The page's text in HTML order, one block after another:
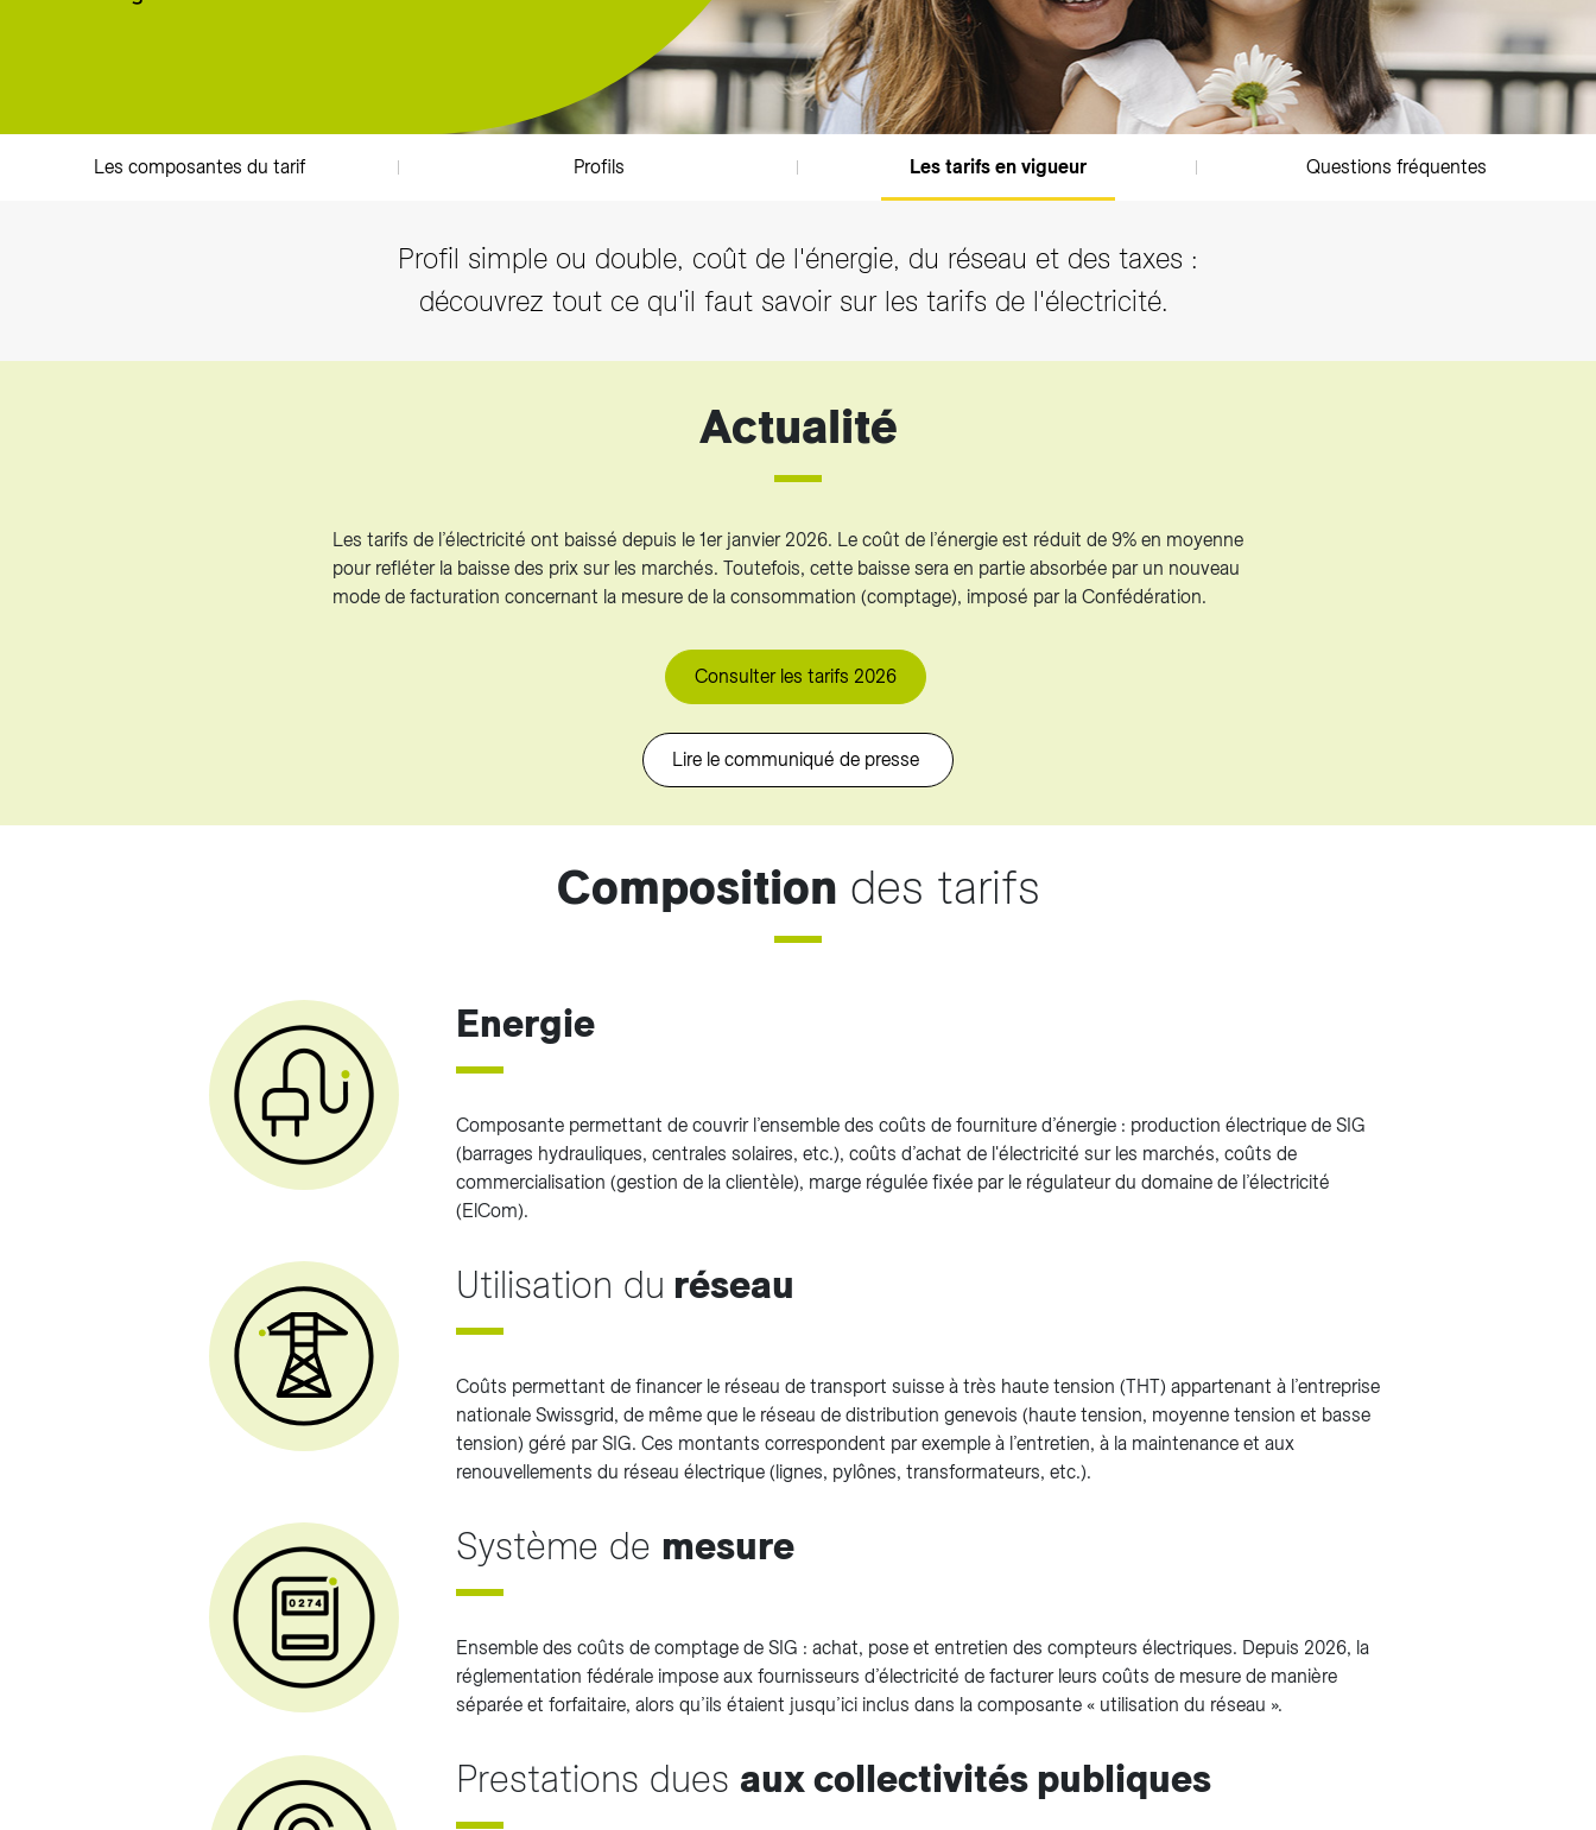
Biogaz et Fonds Gaz Vitale Vert
Tarifs et règlements
Les composantes du tarif Profils Les tarifs en vigueur Questions fréquentes
Profil simple ou double, coût de l'énergie, du réseau et des taxes :
découvrez tout ce qu'il faut savoir sur les tarifs de l'électricité.
Actualité
Les tarifs de l’électricité ont baissé depuis le 1er janvier 2026. Le coût de l’énergie est réduit de 9% en moyenne
pour refléter la baisse des prix sur les marchés. Toutefois, cette baisse sera en partie absorbée par un nouveau
mode de facturation concernant la mesure de la consommation (comptage), imposé par la Confédération.
Consulter les tarifs 2026
Lire le communiqué de presse
Composition des tarifs
Energie
Composante permettant de couvrir l’ensemble des coûts de fourniture d’énergie : production électrique de SIG
(barrages hydrauliques, centrales solaires, etc.), coûts d’achat de l'électricité sur les marchés, coûts de
commercialisation (gestion de la clientèle), marge régulée fixée par le régulateur du domaine de l’électricité
(ElCom).
Utilisation du réseau
Coûts permettant de financer le réseau de transport suisse à très haute tension (THT) appartenant à l’entreprise
nationale Swissgrid, de même que le réseau de distribution genevois (haute tension, moyenne tension et basse
tension) géré par SIG. Ces montants correspondent par exemple à l’entretien, à la maintenance et aux
renouvellements du réseau électrique (lignes, pylônes, transformateurs, etc.).
Système de mesure
Ensemble des coûts de comptage de SIG : achat, pose et entretien des compteurs électriques. Depuis 2026, la
réglementation fédérale impose aux fournisseurs d’électricité de facturer leurs coûts de mesure de manière
séparée et forfaitaire, alors qu’ils étaient jusqu’ici inclus dans la composante « utilisation du réseau ».
Prestations dues aux collectivités publiques